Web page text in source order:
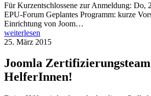
Für Kurzentschlossene zur Anmeldung: Do,
EPU-Forum Geplantes Programm: kurze
Einrichtung von Joom…
weiterlesen
25. März 2015
Joomla
HelferInnen!